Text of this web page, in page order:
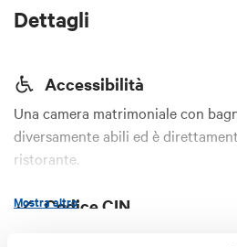
Dettagli
Accessibilità
Una camera matrimoniale con
diversamente abili ed è
ristorante.
Codice CIN
Mostra altro